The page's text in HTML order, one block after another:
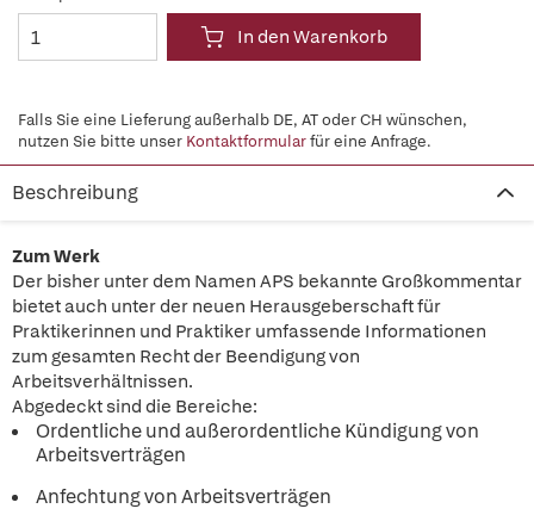
In den Warenkorb
Falls Sie eine Lieferung außerhalb DE, AT oder CH wünschen,
nutzen Sie bitte unser Kontaktformularfür eine Anfrage.
Beschreibung
Zum Werk
Der bisher unter dem Namen APS bekannte Großkommentar
bietet auch unter der neuen Herausgeberschaft für
Praktikerinnen und Praktiker umfassende Informationen
zum gesamten Recht der Beendigung von
Arbeitsverhältnissen.
Abgedeckt sind die Bereiche:
Ordentliche und außerordentliche Kündigung von
Arbeitsverträgen
Anfechtung von Arbeitsverträgen